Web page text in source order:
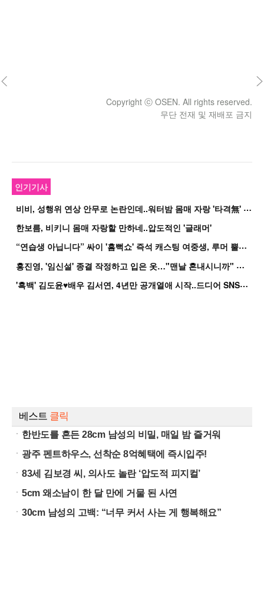
Copyright ⓒ OSEN. All rights reserved.
무단 전재 및 재배포 금지
인기기사
비
비, 성행위 연상 안무로 논란인데..워터밤 몸매 자랑 '타격無' 근황
한보름, 비키니 몸매 자랑할 만하네..압도적인 '글래머'
“
연습생 아닙니다” 싸이 '흠뻑쇼' 즉석 캐스팅 여중생, 루머 뿔났다[Oh!쎈 이...
홍
진영, '임신설' 종결 작정하고 입은 옷…"맨날 혼내시니까" 억울
'
흑백' 김도윤♥배우 김서연, 4년만 공개열애 시작..드디어 SNS에 노출 [핫피...